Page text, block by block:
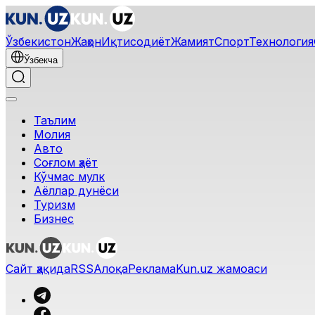
ЎзбекистонЖаҳонИқтисодиётЖамиятСпортТехнология
Ўзбекча
Таълим
Молия
Авто
Соғлом ҳаёт
Кўчмас мулк
Аёллар дунёси
Туризм
Бизнес
Сайт ҳақидаRSSАлоқаРекламаKun.uz жамоаси